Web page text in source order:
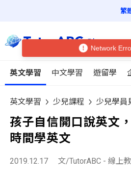
英文學習 中文學習 遊留學
英文學習 少兒課程 少兒學員
孩子自信開口說英文
時間學英文
2019.12.17 文/TutorABC - 線上
Network